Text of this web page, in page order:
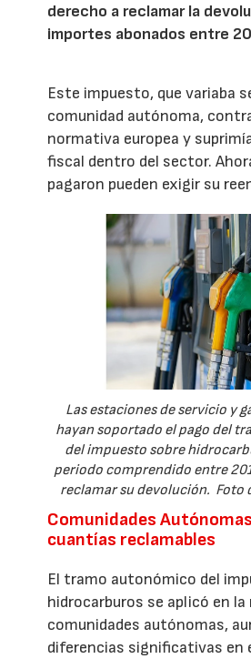
derecho a reclamar la
importes abonados entre
Este impuesto, que variaba
comunidad autónoma,
normativa europea y
fiscal dentro del sector.
pagaron pueden exigir su
Las estaciones de servicio y
hayan soportado el pago del
del impuesto sobre
periodo comprendido entre
reclamar su devolución. Foto
Comunidades
cuantías reclamables
El tramo autonómico del
hidrocarburos se aplicó en la
comunidades autónomas,
diferencias significativas en